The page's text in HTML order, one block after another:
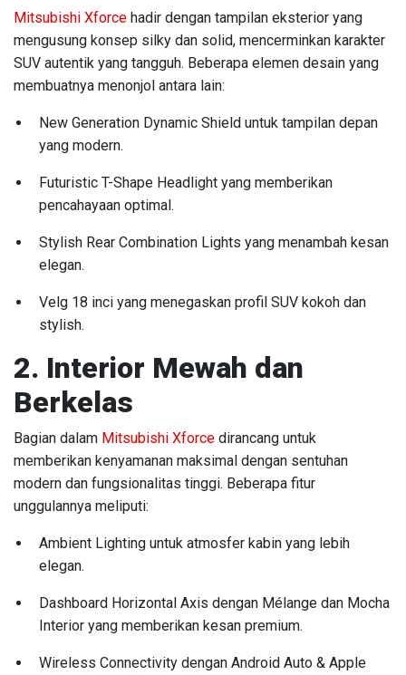
Mitsubishi Xforce hadir dengan tampilan eksterior yang
mengusung konsep silky dan solid, mencerminkan karakter
SUV autentik yang tangguh. Beberapa elemen desain yang
membuatnya menonjol antara lain:
New Generation Dynamic Shield untuk tampilan depan
yang modern.
Futuristic T-Shape Headlight yang memberikan
pencahayaan optimal.
Stylish Rear Combination Lights yang menambah kesan
elegan.
Velg 18 inci yang menegaskan profil SUV kokoh dan
stylish.
2. Interior Mewah dan
Berkelas
Bagian dalam Mitsubishi Xforce dirancang untuk
memberikan kenyamanan maksimal dengan sentuhan
modern dan fungsionalitas tinggi. Beberapa fitur
unggulannya meliputi:
Ambient Lighting untuk atmosfer kabin yang lebih
elegan.
Dashboard Horizontal Axis dengan Mélange dan Mocha
Interior yang memberikan kesan premium.
Wireless Connectivity dengan Android Auto & Apple